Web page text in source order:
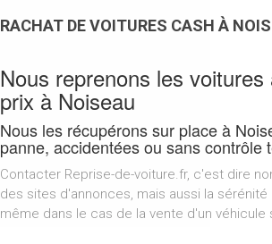
RACHAT DE VOITURES CASH À
Nous reprenons les
prix à Noiseau
Nous les récupérons sur place à
panne, accidentées ou sans contrôle
Contacter Reprise-de-voiture.fr, c'est dire
des sites d'annonces, mais aussi la
même dans le cas de la vente d'un